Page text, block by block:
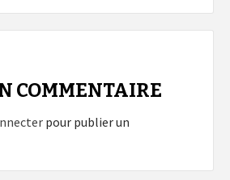
COMMENTAIRE
pour publier un